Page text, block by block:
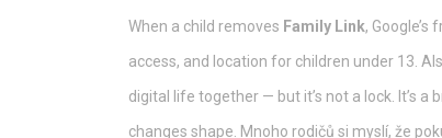
When a child removes Family Link,
access, and location for children under 13 .
digital life together — but it’s not a lock. It’s a
changes shape. Mnoho rodičů si myslí, že